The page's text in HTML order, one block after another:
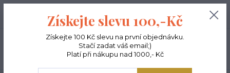
Po - Pá 9-15:00 0,00 Kč
Získejte slevu 100,-Kč
Získejte 100 Kč slevu na první objednávku.
Stačí zadat váš email;)
Platí při nákupu nad 1000,- Kč